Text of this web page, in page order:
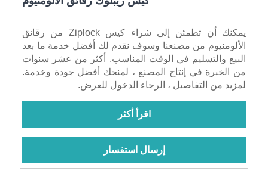
يمكنك أن تطمئن إلى شراء كيس Ziplock من رقائق
الألومنيوم من مصنعنا وسوف نقدم لك أفضل خدمة ما بعد
البيع والتسليم في الوقت المناسب. أكثر من عشر سنوات
من الخبرة في إنتاج المصنع ، لمنحك أفضل جودة وخدمة.
لمزيد من التفاصيل ، الرجاء الدخول للعرض.
اقرأ أكثر
إرسال استفسار